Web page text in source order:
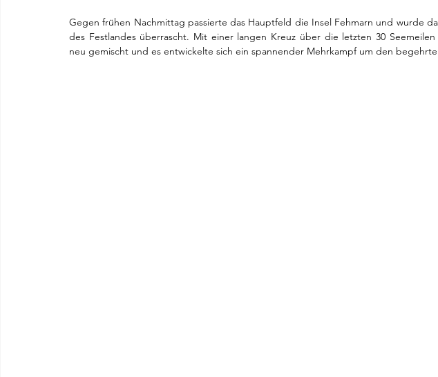
Gegen frühen Nachmittag passierte das Hauptfeld die Insel Fehmarn und wurde
des Festlandes überrascht. Mit einer langen Kreuz über die letzten 30
neu gemischt und es entwickelte sich ein spannender Mehrkampf um den